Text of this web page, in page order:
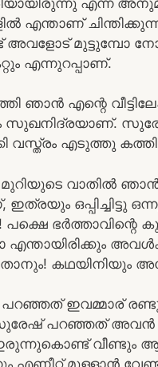
എന്താണ്
അവളോട് മുട്ടുമ്പോ
എന്നുറപ്പാണ്.
ഞാൻ എന്റെ
സുഖനിദ്രയാണ്.
വസ്ത്രം എടുത്തു
മുറിയുടെ വാതിൽ
ഒപ്പിച്ചിട്ടു
പക്ഷെ
കഥയിനിയും
ഇവമ്മാര് രണ്ടും
പറഞ്ഞത് അവൻ
വീണ്ടും